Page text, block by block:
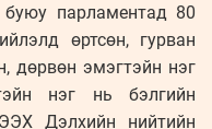
парламентад 80
өртсөн, гурван
дөрвөн эмэгтэйн нэг
нэг нь бэлгийн
Дэлхийн нийтийн